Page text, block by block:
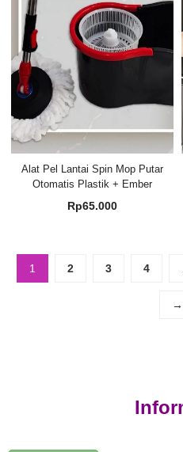
Alat Pel Lantai Spin Mop Putar
Otomatis Plastik + Ember
Rp65.000
1 2 3 4
→